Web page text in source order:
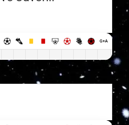
G+A G x PJ